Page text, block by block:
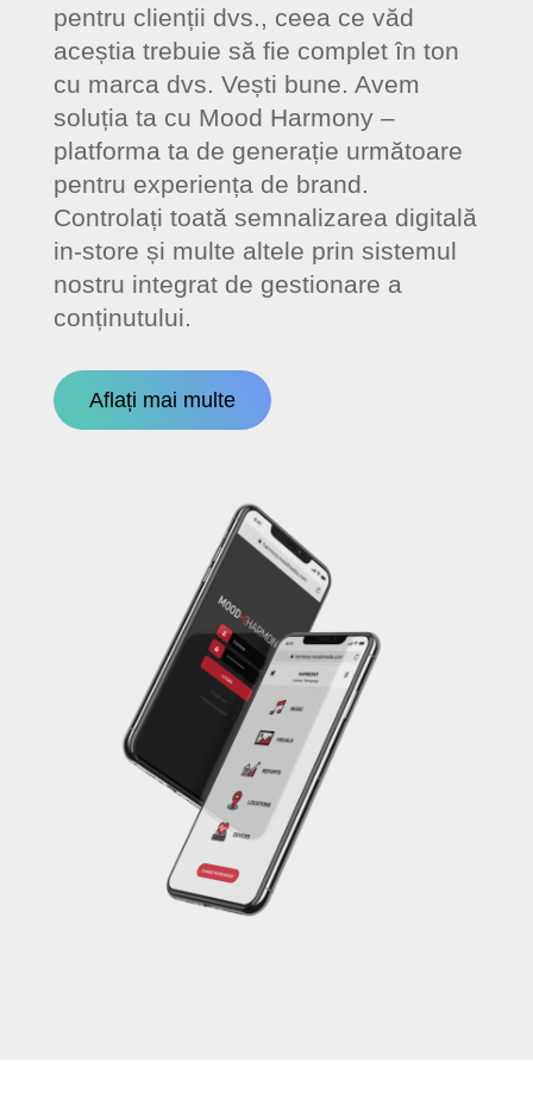
pentru clienții dvs., ceea ce văd
aceștia trebuie să fie complet în ton
cu marca dvs. Vești bune. Avem
soluția ta cu Mood Harmony –
platforma ta de generație următoare
pentru experiența de brand.
Controlați toată semnalizarea digitală
in-store și multe altele prin sistemul
nostru integrat de gestionare a
conținutului.
Aflați mai multe